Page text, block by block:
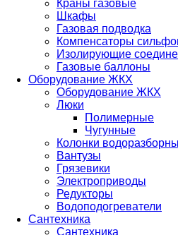
Краны газовые
Шкафы
Газовая подводка
Компенсаторы
Изолирующие
Газовые баллоны
Оборудование ЖКХ
Оборудование ЖКХ
Люки
Полимерные
Чугунные
Колонки
Вантузы
Грязевики
Электроприводы
Редукторы
Водоподогреватели
Сантехника
Сантехника